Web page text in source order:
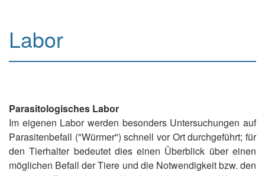
Labor
Parasitologisches Labor
Im eigenen Labor werden besonders Untersuchungen auf
Parasitenbefall ("Würmer") schnell vor Ort durchgeführt; für
den Tierhalter bedeutet dies einen Überblick über einen
möglichen Befall der Tiere und die Notwendigkeit bzw. den